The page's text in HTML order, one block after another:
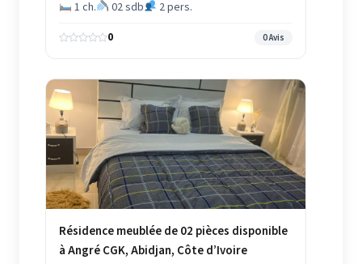
1 ch. 02 sdb 2 pers.
0 0 Avis
Résidence meublée de 02 pièces disponible
à Angré CGK, Abidjan, Côte d’Ivoire